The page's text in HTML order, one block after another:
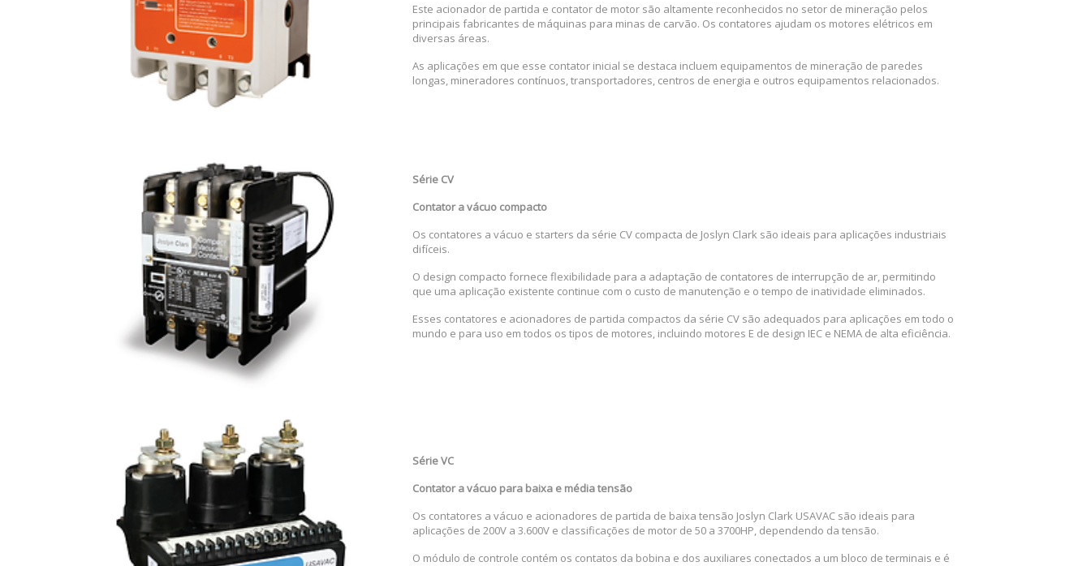
Este acionador de partida e contator de motor são altamente reconhecidos no setor de mineração pelos
principais fabricantes de máquinas para minas de carvão. Os contatores ajudam os motores elétricos em
diversas áreas.
As aplicações em que esse contator inicial se destaca incluem equipamentos de mineração de paredes
longas, mineradores contínuos, transportadores, centros de energia e outros equipamentos relacionados.
Série CV
Contator a vácuo compacto
Os contatores a vácuo e starters da série CV compacta de Joslyn Clark são ideais para aplicações industriais
difíceis.
O design compacto fornece flexibilidade para a adaptação de contatores de interrupção de ar, permitindo
que uma aplicação existente continue com o custo de manutenção e o tempo de inatividade eliminados.
Esses contatores e acionadores de partida compactos da série CV são adequados para aplicações em todo o
mundo e para uso em todos os tipos de motores, incluindo motores E de design IEC e NEMA de alta eficiência.
Série VC
Contator a vácuo para baixa e média tensão
Os contatores a vácuo e acionadores de partida de baixa tensão Joslyn Clark USAVAC são ideais para
aplicações de 200V a 3.600V e classificações de motor de 50 a 3700HP, dependendo da tensão.
O módulo de controle contém os contatos da bobina e dos auxiliares conectados a um bloco de terminais e é